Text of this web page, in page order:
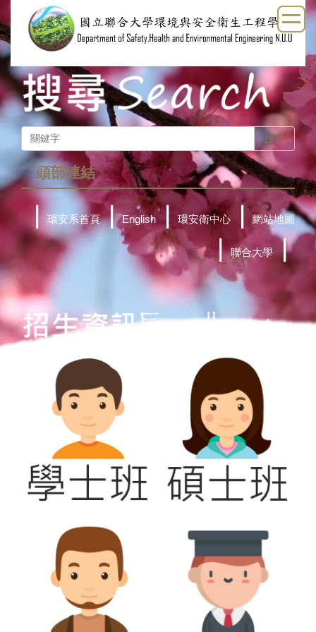
到
主
要
內
容
區
搜尋
頭部連結
｜環安系首頁｜English｜ 環安衛中心 ｜網站地圖
｜聯合大學 ｜